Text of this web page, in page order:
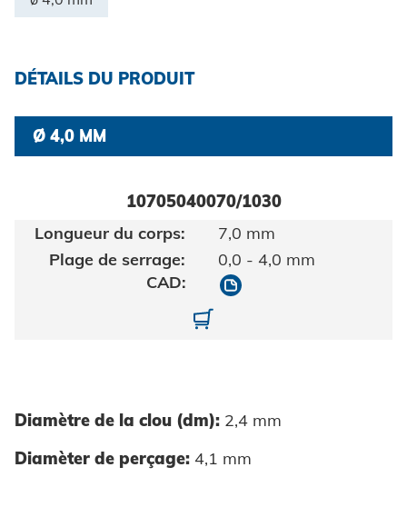
Biens de consommation
ingénierie mécanique
Énergie renouvelable
E-Mobility
HVAC
Protection des données
CGV
DÉTAILS DU PRODUIT
Ø 4,0 MM
10705040070/1030
7,0 mm
0,0 - 4,0 mm
10705040070/1030
Diamètre de la clou (dm): 2,4 mm
Diamèter de perçage: 4,1 mm